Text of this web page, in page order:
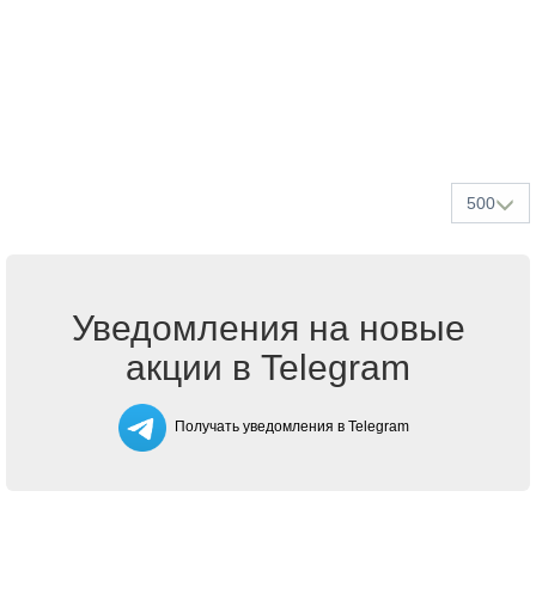
500
Уведомления на новые
акции в Telegram
Получать уведомления в Telegram